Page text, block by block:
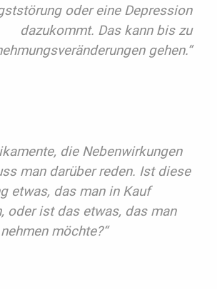
oder eine Depression
dazukommt. Das kann bis zu
gehen.“
die Nebenwirkungen
man darüber reden. Ist diese
etwas, das man in Kauf
oder ist das etwas, das man
möchte?“